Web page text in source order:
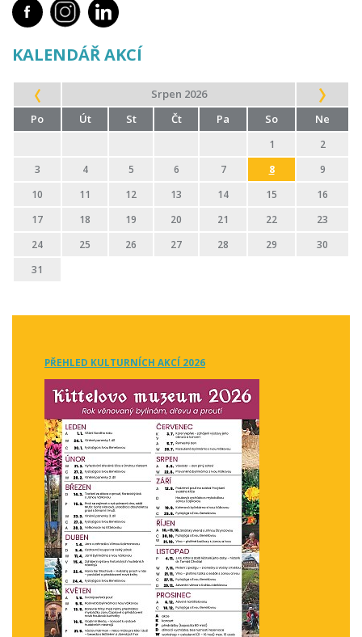
KALENDÁŘ AKCÍ
Srpen 2026
Po
Út St Čt Pa So Ne
1
2
3
4 5 6 7 8
9
10
11 12 13 14 15
16
17
18 19 20 21 22
23
24
25 26 27 28 29
30
31
PŘEHLED KULTURNÍCH AKCÍ 2026